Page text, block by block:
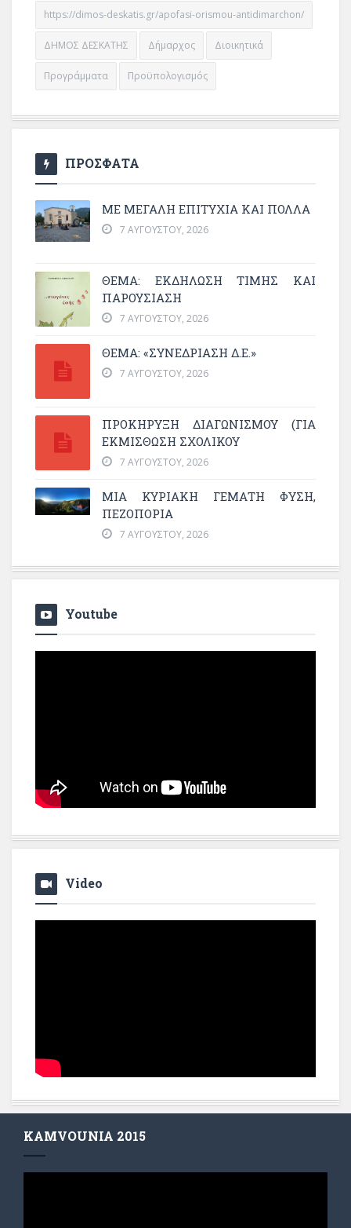
https://dimos-deskatis.gr/apofasi-orismou-antidimarchon/
ΔΗΜΟΣ ΔΕΣΚΑΤΗΣ Δήμαρχος Διοικητικά
Προγράμματα Προϋπολογισμός
ΠΡΟΣΦΑΤΑ
ΜΕ ΜΕΓΆΛΗ ΕΠΙΤΥΧΊΑ ΚΑΙ ΠΟΛΛΆ
7 ΑΥΓΟΎΣΤΟΥ, 2026
ΘΈΜΑ: ΕΚΔΉΛΩΣΗ ΤΙΜΉΣ ΚΑΙ
ΠΑΡΟΥΣΊΑΣΗ
7 ΑΥΓΟΎΣΤΟΥ, 2026
ΘΕΜΑ: «ΣΥΝΕΔΡΊΑΣΗ Δ.Ε.»
7 ΑΥΓΟΎΣΤΟΥ, 2026
ΠΡΟΚΗΡΥΞΗ ΔΙΑΓΩΝΙΣΜΟΥ (ΓΙΑ
ΕΚΜΊΣΘΩΣΗ ΣΧΟΛΙΚΟΎ
7 ΑΥΓΟΎΣΤΟΥ, 2026
ΜΙΑ ΚΥΡΙΑΚΉ ΓΕΜΆΤΗ ΦΎΣΗ,
ΠΕΖΟΠΟΡΊΑ
7 ΑΥΓΟΎΣΤΟΥ, 2026
Youtube
Video
KAMVOUNIA 2015